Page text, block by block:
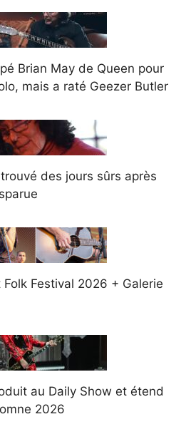
Brian May de Queen pour
mais a raté Geezer Butler
des jours sûrs après
Festival 2026 + Galerie
au Daily Show et étend
2026